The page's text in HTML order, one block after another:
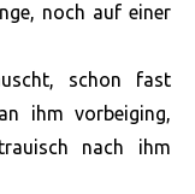
noch auf einer
schon fast
ihm vorbeiging,
nach ihm